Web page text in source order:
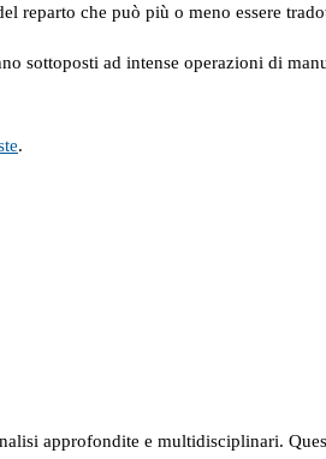
che può più o meno essere
sottoposti ad intense operazioni di
.
approfondite e multidisciplinari.